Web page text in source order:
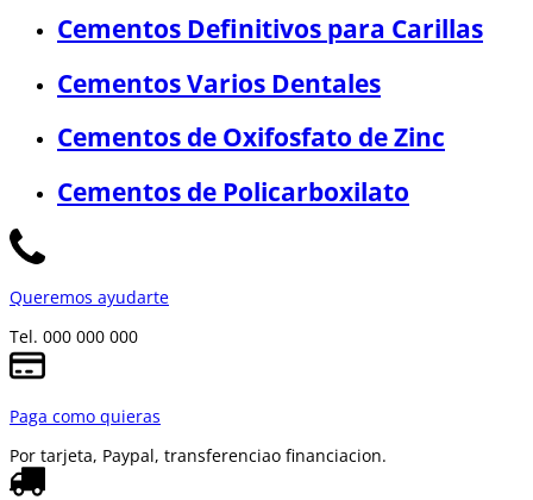
Cementos Definitivos para Carillas
Cementos Varios Dentales
Cementos de Oxifosfato de Zinc
Cementos de Policarboxilato
Queremos ayudarte
Tel. 000 000 000
Paga como quieras
Por tarjeta, Paypal, transferenciao financiacion.